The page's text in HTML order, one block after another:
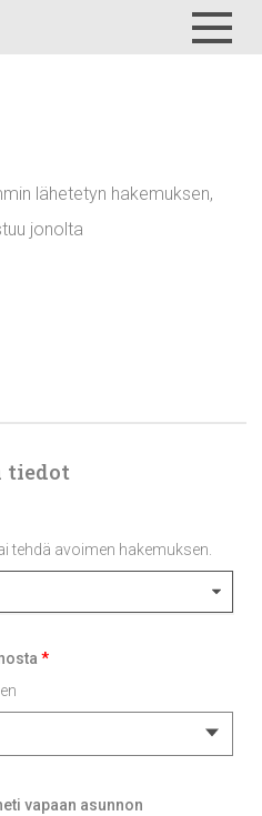
lähetetyn hakemuksen,
jonolta
tiedot
tehdä avoimen hakemuksen.
*
vapaan asunnon